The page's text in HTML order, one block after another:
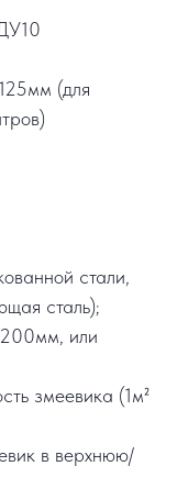
(для
стали,
сталь);
или
змеевика (1м²
в верхнюю/